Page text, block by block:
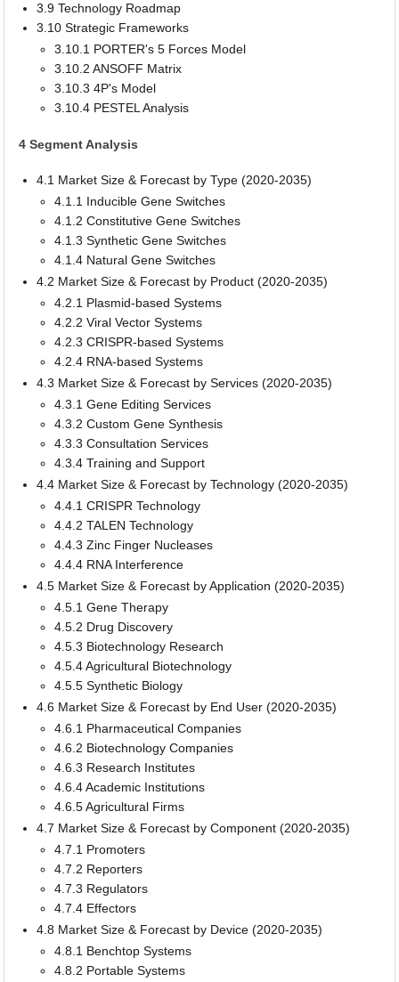
3.9 Technology Roadmap
3.10 Strategic Frameworks
3.10.1 PORTER's 5 Forces Model
3.10.2 ANSOFF Matrix
3.10.3 4P's Model
3.10.4 PESTEL Analysis
4 Segment Analysis
4.1 Market Size & Forecast by Type (2020-2035)
4.1.1 Inducible Gene Switches
4.1.2 Constitutive Gene Switches
4.1.3 Synthetic Gene Switches
4.1.4 Natural Gene Switches
4.2 Market Size & Forecast by Product (2020-2035)
4.2.1 Plasmid-based Systems
4.2.2 Viral Vector Systems
4.2.3 CRISPR-based Systems
4.2.4 RNA-based Systems
4.3 Market Size & Forecast by Services (2020-2035)
4.3.1 Gene Editing Services
4.3.2 Custom Gene Synthesis
4.3.3 Consultation Services
4.3.4 Training and Support
4.4 Market Size & Forecast by Technology (2020-2035)
4.4.1 CRISPR Technology
4.4.2 TALEN Technology
4.4.3 Zinc Finger Nucleases
4.4.4 RNA Interference
4.5 Market Size & Forecast by Application (2020-2035)
4.5.1 Gene Therapy
4.5.2 Drug Discovery
4.5.3 Biotechnology Research
4.5.4 Agricultural Biotechnology
4.5.5 Synthetic Biology
4.6 Market Size & Forecast by End User (2020-2035)
4.6.1 Pharmaceutical Companies
4.6.2 Biotechnology Companies
4.6.3 Research Institutes
4.6.4 Academic Institutions
4.6.5 Agricultural Firms
4.7 Market Size & Forecast by Component (2020-2035)
4.7.1 Promoters
4.7.2 Reporters
4.7.3 Regulators
4.7.4 Effectors
4.8 Market Size & Forecast by Device (2020-2035)
4.8.1 Benchtop Systems
4.8.2 Portable Systems